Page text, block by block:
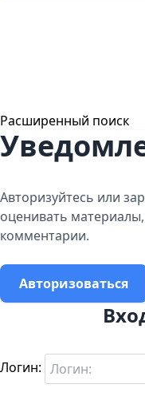
Расширенный поиск
Авторизуйтесь или
оценивать
комментарии.
Авторизоваться
Логин: